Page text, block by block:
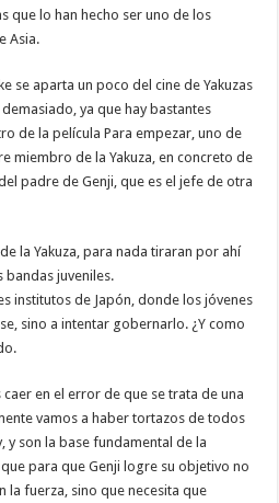
que lo han hecho ser uno de los
Asia.
se aparta un poco del cine de Yakuzas
ya que hay bastantes
de la película Para empezar, uno de
miembro de la Yakuza, en concreto de
padre de Genji, que es el jefe de otra
la Yakuza, para nada tiraran por ahí
bandas juveniles.
institutos de Japón, donde los jóvenes
sino a intentar gobernarlo. ¿Y como
en el error de que se trata de una
vamos a haber tortazos de todos
y son la base fundamental de la
para que Genji logre su objetivo no
la fuerza, sino que necesita que